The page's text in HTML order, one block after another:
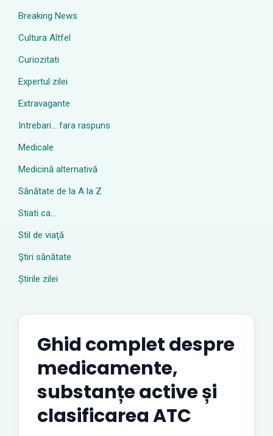
Breaking News
Cultura Altfel
Curiozitati
Expertul zilei
Extravagante
Intrebari… fara raspuns
Medicale
Medicină alternativă
Sănătate de la A la Z
Stiati ca…
Stil de viaţă
Ştiri sănătate
Știrile zilei
Ghid complet despre
medicamente,
substanțe active și
clasificarea ATC